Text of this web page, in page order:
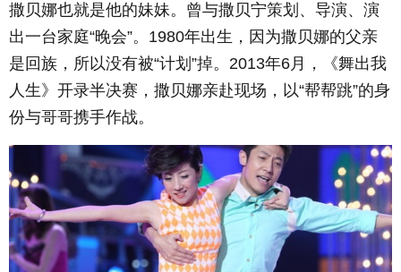
撒贝娜也就是他的妹妹。曾与撒贝宁策划、导演、演
出一台家庭“晚会”。1980年出生，因为撒贝娜的父亲
是回族，所以没有被“计划”掉。2013年6月，《舞出我
人生》开录半决赛，撒贝娜亲赴现场，以“帮帮跳”的身
份与哥哥携手作战。